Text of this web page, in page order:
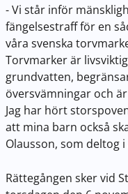
- Vi står inför
fängelsestraff för en
våra svenska
Torvmarker är
grundvatten,
översvämningar och
Jag har hört
att mina barn också
Olausson, som deltog
Rättegången sker vid